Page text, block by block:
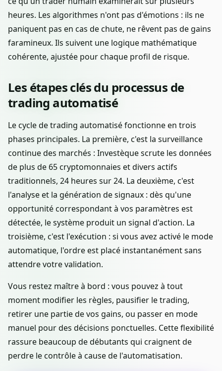
heures. Les algorithmes n'ont pas d'émotions : ils ne
paniquent pas en cas de chute, ne rêvent pas de gains
faramineux. Ils suivent une logique mathématique
cohérente, ajustée pour chaque profil de risque.
Les étapes clés du processus de
trading automatisé
Le cycle de trading automatisé fonctionne en trois
phases principales. La première, c'est la surveillance
continue des marchés : Investèque scrute les données
de plus de 65 cryptomonnaies et divers actifs
traditionnels, 24 heures sur 24. La deuxième, c'est
l'analyse et la génération de signaux : dès qu'une
opportunité correspondant à vos paramètres est
détectée, le système produit un signal d'action. La
troisième, c'est l'exécution : si vous avez activé le mode
automatique, l'ordre est placé instantanément sans
attendre votre validation.
Vous restez maître à bord : vous pouvez à tout
moment modifier les règles, pausifier le trading,
retirer une partie de vos gains, ou passer en mode
manuel pour des décisions ponctuelles. Cette flexibilité
rassure beaucoup de débutants qui craignent de
perdre le contrôle à cause de l'automatisation.